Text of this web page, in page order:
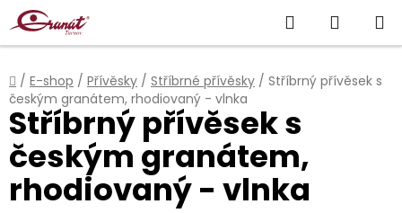
Přejít
na
obsah
Hledat
KOŠÍK
Domů
/ E-shop / Přívěsky / Stříbrné přívěsky / Stříbrný přívěsek s
českým granátem, rhodiovaný - vlnka
Stříbrný přívěsek s
českým granátem,
rhodiovaný - vlnka